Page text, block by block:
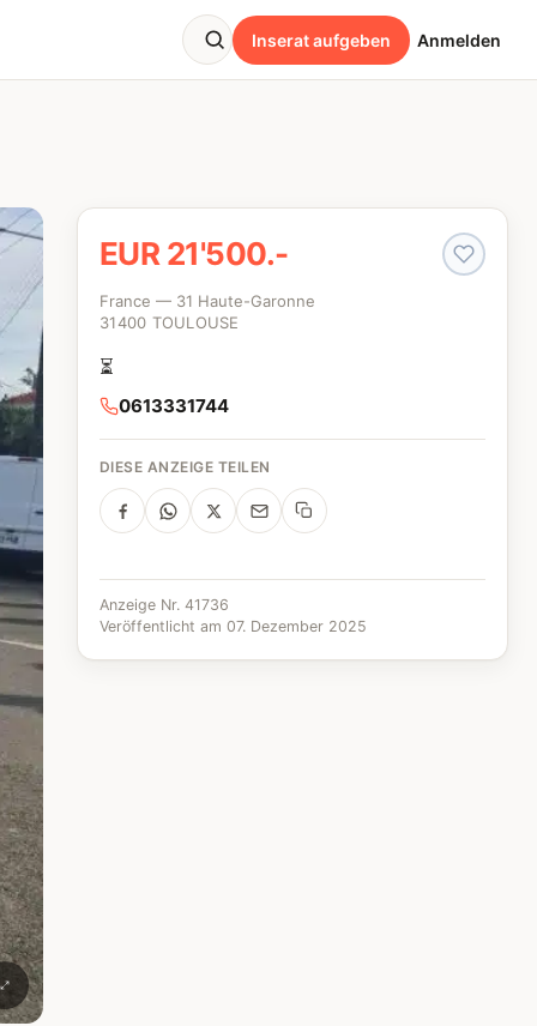
Inserat aufgeben Anmelden
EUR 21'500.-
France — 31 Haute-Garonne
31400 TOULOUSE
⏳
0613331744
DIESE ANZEIGE TEILEN
Anzeige Nr. 41736
Veröffentlicht am 07. Dezember 2025